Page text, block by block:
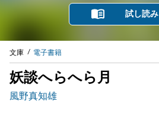
試し読み
文庫 電子書籍
妖談へらへら月
風野真知雄